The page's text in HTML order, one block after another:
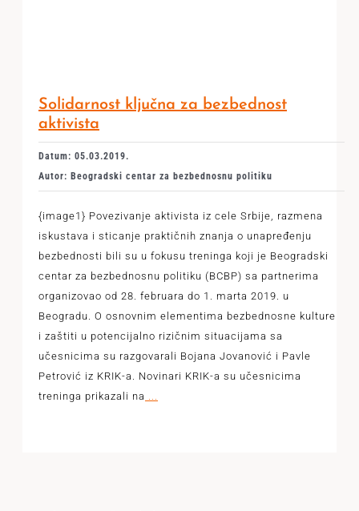
Solidarnost ključna za bezbednost
aktivista
Datum: 05.03.2019.
Autor: Beogradski centar za bezbednosnu politiku
{image1} Povezivanje aktivista iz cele Srbije, razmena
iskustava i sticanje praktičnih znanja o unapređenju
bezbednosti bili su u fokusu treninga koji je Beogradski
centar za bezbednosnu politiku (BCBP) sa partnerima
organizovao od 28. februara do 1. marta 2019. u
Beogradu. O osnovnim elementima bezbednosne kulture
i zaštiti u potencijalno rizičnim situacijama sa
učesnicima su razgovarali Bojana Jovanović i Pavle
Petrović iz KRIK-a. Novinari KRIK-a su učesnicima
treninga prikazali na ...